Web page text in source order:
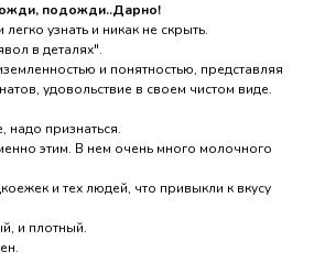
подожди..Дарно!
узнать и никак не скрыть.
в деталях".
и понятностью, представляя
удовольствие в своем чистом виде.
признаться.
этим. В нем очень много молочного
и тех людей, что привыкли к вкусу
и плотный.